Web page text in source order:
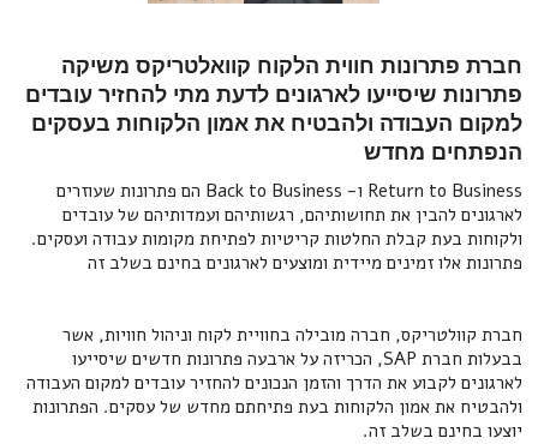
חברת פתרונות חווית הלקוח קוואלטריקס משיקה
פתרונות שיסייעו לארגונים לדעת מתי להחזיר עובדים
למקום העבודה ולהבטיח את אמון הלקוחות בעסקים
הנפתחים מחדש
Return to Business ו- Back to Business הם פתרונות שעוזרים
לארגונים להבין את תחושותיהם, רגשותיהם ועמדותיהם של עובדים
ולקוחות בעת קבלת החלטות קריטיות לפתיחת מקומות עבודה ועסקים.
פתרונות אלו זמינים מיידית ומוצעים לארגונים בחינם בשלב זה
חברת קוולטריקס, חברה מובילה בחוויית לקוח וניהול חוויות, אשר
בבעלות חברת SAP, הכריזה על ארבעה פתרונות חדשים שיסייעו
לארגונים לקבוע את הדרך והזמן הנכונים להחזיר עובדים למקום העבודה
ולהבטיח את אמון הלקוחות בעת פתיחתם מחדש של עסקים. הפתרונות
יוצעו בחינם בשלב זה.